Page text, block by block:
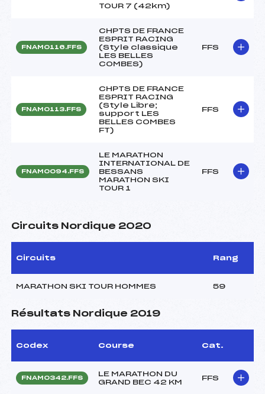
TOUR 7 (42km)
FNAM0116.FFS
CHPTS DE FRANCE
ESPRIT RACING
(Style classique
LES BELLES
COMBES)
FFS
FNAM0113.FFS
CHPTS DE FRANCE
ESPRIT RACING
(Style Libre;
support LES
BELLES COMBES
FT)
FFS
FNAM0094.FFS
LE MARATHON
INTERNATIONAL DE
BESSANS
MARATHON SKI
TOUR 1
FFS
Circuits Nordique 2020
Circuits Rang
MARATHON SKI TOUR HOMMES 59
Résultats Nordique 2019
Codex Course Cat.
FNAM0342.FFS
LE MARATHON DU
GRAND BEC 42 KM
FFS